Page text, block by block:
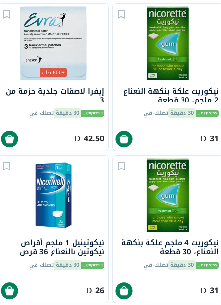
نيكوريت علكة بنكهة النعناع
2 ملجم، 30 قطعة
30 دقيقة تصلك في
31
+600 طلب
إيفرا لاصقات جلدية حزمة من
3
30 دقيقة تصلك في
42.50
نيكوريت 4 ملجم علكة بنكهة
النعناع، ​​30 قطعة
30 دقيقة تصلك في
31
نيكوتينيل 1 ملجم أقراص
نيكوتين بالنعناع 36 قرص
30 دقيقة تصلك في
26